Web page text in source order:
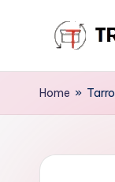
content
T
r
c
Home »